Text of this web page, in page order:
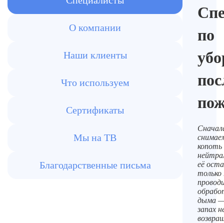
О компании
Наши клиенты
Что используем
Сертификаты
Мы на ТВ
Благодарственные письма
по
копоть
её
дыма
запах